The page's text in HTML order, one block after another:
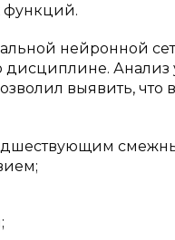
функций.
нейронной
дисциплине.
выявить,